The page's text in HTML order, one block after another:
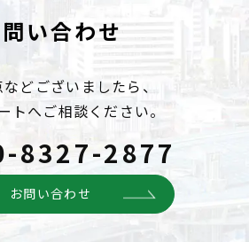
い合わせ
どございましたら、
トへご相談ください。
8327-2877
お問い合わせ